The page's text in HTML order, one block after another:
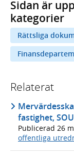
Sidan är
kategorier
Rättsliga
Relaterat
fastighet,
Publicerad 26
offentliga